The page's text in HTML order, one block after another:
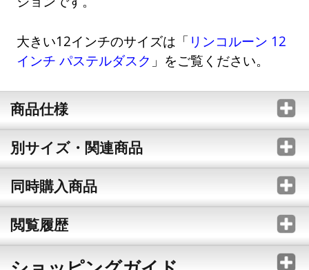
大きい12インチのサイズは「 リンコルーン 12
インチ パステルダスク 」をご覧ください。
商品仕様
別サイズ・関連商品
同時購入商品
閲覧履歴